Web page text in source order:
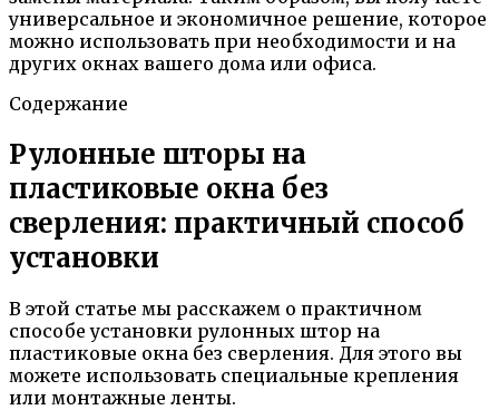
универсальное и экономичное решение, которое
можно использовать при необходимости и на
других окнах вашего дома или офиса.
Содержание
Рулонные шторы на
пластиковые окна без
сверления: практичный способ
установки
В этой статье мы расскажем о практичном
способе установки рулонных штор на
пластиковые окна без сверления. Для этого вы
можете использовать специальные крепления
или монтажные ленты.